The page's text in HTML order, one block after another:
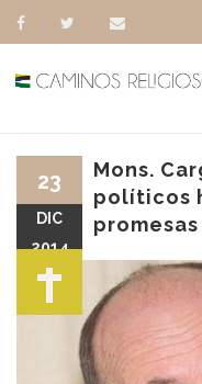
Mons.
políticos
23
DIC
2014